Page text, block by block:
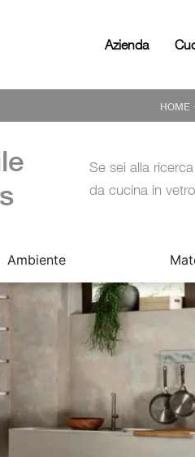
Azienda
HOME
Se sei alla
da cucina in
Ambiente